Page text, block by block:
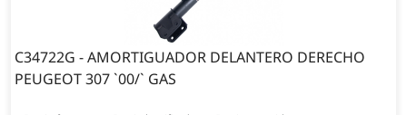
C34722G - AMORTIGUADOR DELANTERO DERECHO
PEUGEOT 307 `00/` GAS